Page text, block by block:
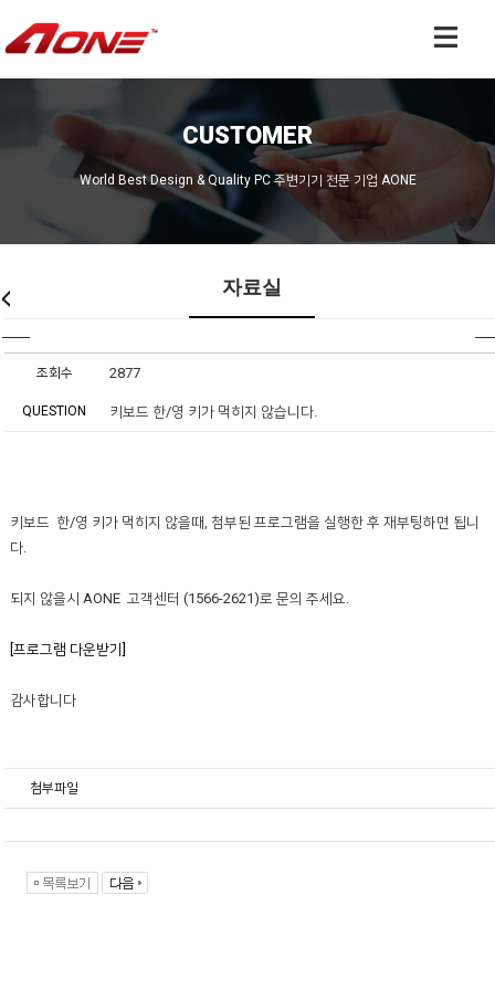
CUSTOMER
World Best Design & Quality PC 주변기기 전문 기업 AONE
자료실
조회수 2877
QUESTION 키보드 한/영 키가 먹히지 않습니다.
키보드 한/영 키가 먹히지 않을때, 첨부된 프로그램을 실행한 후 재부팅하면 됩니
다.
되지 않을시 AONE 고객센터 (1566-2621)로 문의 주세요.
[프로그램 다운받기]
감사합니다
첨부파일